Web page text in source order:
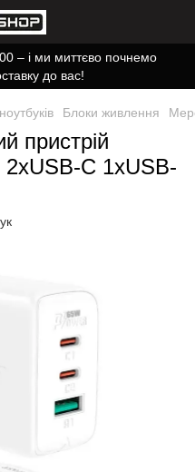
– і ми миттєво почнемо
до вас!
Блоки живлення
пристрій
C 1xUSB-